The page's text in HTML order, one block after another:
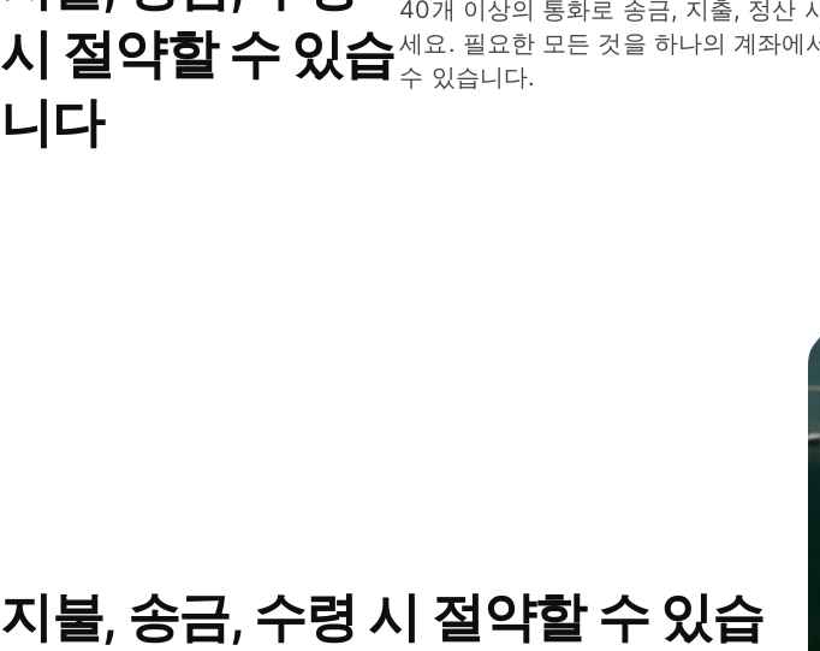
시 절약할 수 있습
니다
40개 이상의 통화로 송금, 지출, 정산
세요. 필요한 모든 것을 하나의 계좌에
수 있습니다.
지불, 송금, 수령 시 절약할 수 있습